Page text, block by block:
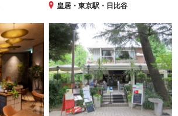
皇居・東京駅・日比谷